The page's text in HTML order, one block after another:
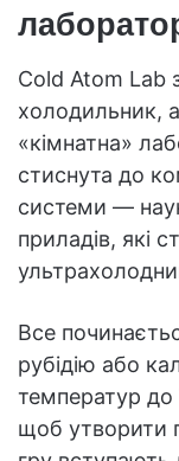
Cold Atom Lab
холодильник,
«кімнатна»
стиснута до
системи —
приладів, які
Все
рубідію або
температур до
щоб утворити